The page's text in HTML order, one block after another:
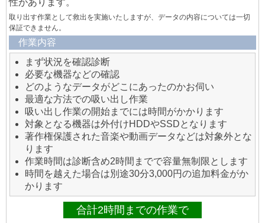
性があります。
取り出す作業として救出を実施いたしますが、データの内容については一切
保証できません。
作業内容
まず状況を確認診断
必要な機器などの確認
どのようなデータがどこにあったのかお伺い
最適な方法での吸い出し作業
吸い出し作業の開始までには時間がかかります
対象となる機器は外付けHDDやSSDとなります
著作権保護された音楽や動画データなどは対象外とな
ります
作業時間は診断含め2時間までで容量無制限とします
時間を越えた場合は別途30分3,000円の追加料金がか
かります
合計2時間までの作業で